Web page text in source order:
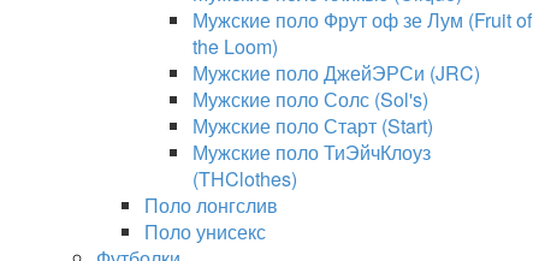
Мужские поло Фрут оф зе Лум (Fruit of
the Loom)
Мужские поло ДжейЭРСи (JRC)
Мужские поло Солс (Sol's)
Мужские поло Старт (Start)
Мужские поло ТиЭйчКлоуз
(THClothes)
Поло лонгслив
Поло унисекс